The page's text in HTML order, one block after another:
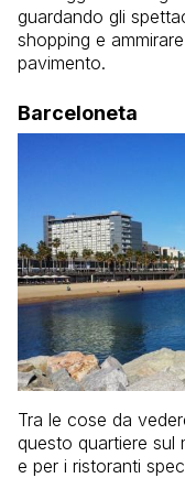
guardando gli
shopping e
pavimento.
Barceloneta
Tra le cose da
questo quartiere sul
e per i ristoranti